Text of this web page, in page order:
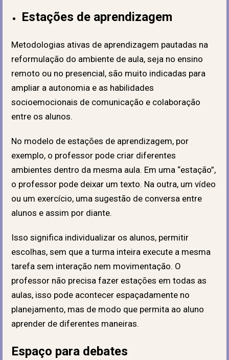
Estações de aprendizagem
Metodologias ativas de aprendizagem pautadas na
reformulação do ambiente de aula, seja no ensino
remoto ou no presencial, são muito indicadas para
ampliar a autonomia e as habilidades
socioemocionais de comunicação e colaboração
entre os alunos.
No modelo de estações de aprendizagem, por
exemplo, o professor pode criar diferentes
ambientes dentro da mesma aula. Em uma “estação”,
o professor pode deixar um texto. Na outra, um vídeo
ou um exercício, uma sugestão de conversa entre
alunos e assim por diante.
Isso significa individualizar os alunos, permitir
escolhas, sem que a turma inteira execute a mesma
tarefa sem interação nem movimentação. O
professor não precisa fazer estações em todas as
aulas, isso pode acontecer espaçadamente no
planejamento, mas de modo que permita ao aluno
aprender de diferentes maneiras.
Espaço para debates